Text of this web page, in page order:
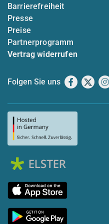
Barrierefreiheit
Presse
Preise
Partnerprogramm
Vertrag widerrufen
Folgen Sie uns Facebook
X